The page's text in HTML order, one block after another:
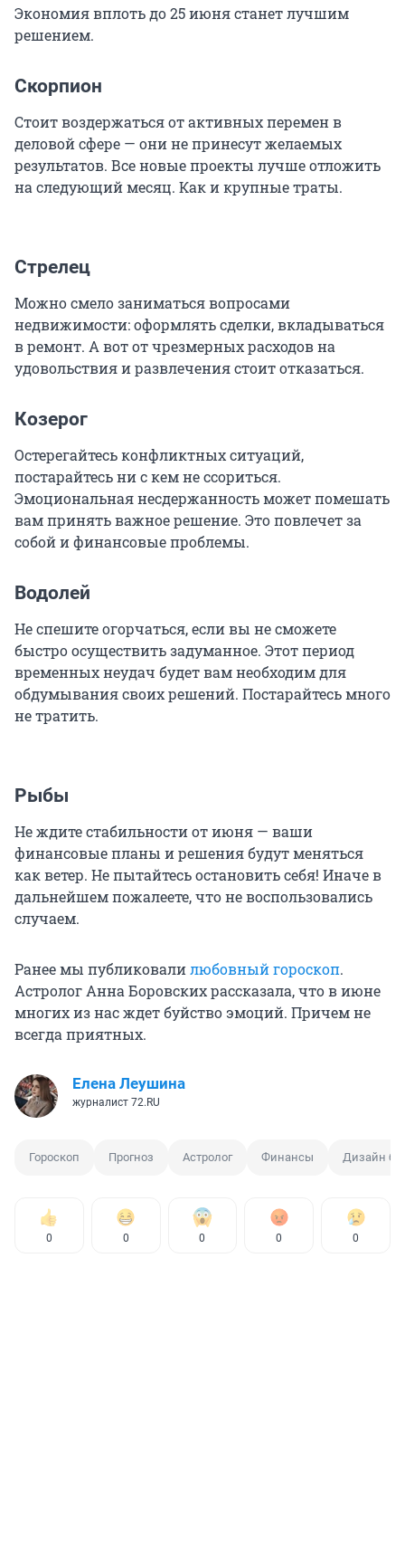
Экономия вплоть до 25 июня станет лучшим
решением.
Скорпион
Стоит воздержаться от активных перемен в
деловой сфере — они не принесут желаемых
результатов. Все новые проекты лучше отложить
на следующий месяц. Как и крупные траты.
Стрелец
Можно смело заниматься вопросами
недвижимости: оформлять сделки, вкладываться
в ремонт. А вот от чрезмерных расходов на
удовольствия и развлечения стоит отказаться.
Козерог
Остерегайтесь конфликтных ситуаций,
постарайтесь ни с кем не ссориться.
Эмоциональная несдержанность может помешать
вам принять важное решение. Это повлечет за
собой и финансовые проблемы.
Водолей
Не спешите огорчаться, если вы не сможете
быстро осуществить задуманное. Этот период
временных неудач будет вам необходим для
обдумывания своих решений. Постарайтесь много
не тратить.
Рыбы
Не ждите стабильности от июня — ваши
финансовые планы и решения будут меняться
как ветер. Не пытайтесь остановить себя! Иначе в
дальнейшем пожалеете, что не воспользовались
случаем.
Ранее мы публиковалилюбовный гороскоп.
Астролог Анна Боровских рассказала, что в июне
многих из нас ждет буйство эмоций. Причем не
всегда приятных.
Елена Леушина
журналист 72.RU
Гороскоп Прогноз Астролог Финансы Дизайн
0 0 0 0 0